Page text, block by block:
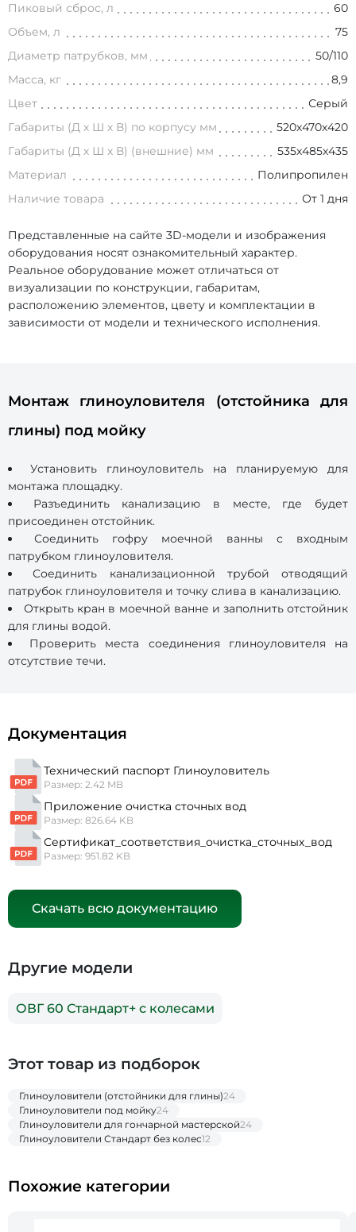
Пиковый сброс, л
60
Объем, л
75
Диаметр патрубков, мм
50/110
Масса, кг
8,9
Цвет
Серый
Габариты (Д х Ш х В) по корпусу мм
520х470х420
Габариты (Д х Ш х В) (внешние) мм
535х485х435
Материал
Полипропилен
Наличие товара
От 1 дня
Представленные на сайте 3D-модели и изображения
оборудования носят ознакомительный характер.
Реальное оборудование может отличаться от
визуализации по конструкции, габаритам,
расположению элементов, цвету и комплектации в
зависимости от модели и технического исполнения.
Монтаж глиноуловителя (отстойника для
глины) под мойку
Установить глиноуловитель на планируемую для
монтажа площадку.
Разъединить канализацию в месте, где будет
присоединен отстойник.
Соединить гофру моечной ванны с входным
патрубком глиноуловителя.
Соединить канализационной трубой отводящий
патрубок глиноуловителя и точку слива в канализацию.
Открыть кран в моечной ванне и заполнить отстойник
для глины водой.
Проверить места соединения глиноуловителя на
отсутствие течи.
Документация
Технический паспорт Глиноуловитель
Размер: 2.42 MB
Приложение очистка сточных вод
Размер: 826.64 KB
Сертификат_соответствия_очистка_сточных_вод
Размер: 951.82 KB
Скачать всю документацию
Другие модели
ОВГ 60 Стандарт+ с колесами
Этот товар из подборок
Глиноуловители (отстойники для глины)24
Глиноуловители под мойку24
Глиноуловители для гончарной мастерской24
Глиноуловители Стандарт без колес12
Похожие категории